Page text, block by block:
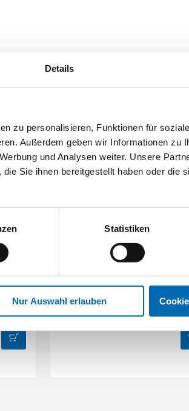
Details
zu personalisieren, Funktionen für
Außerdem geben wir Informationen zu
und Analysen weiter. Unsere
Sie ihnen bereitgestellt haben oder die
Statistiken
Nur Auswahl erlauben
2
Festool
Hauptfilter HF-CT 26/36/48
Artikel-Nr. 496170 (629412)